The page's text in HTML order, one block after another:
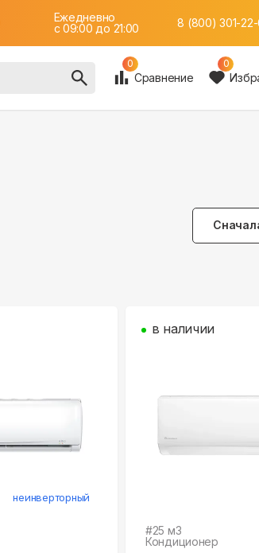
Ежедневно
c 09:00 до 21:00
8 (800) 301-
0
Сравнение
0
неинверторный
#25 м3
Кондиционер
в наличии